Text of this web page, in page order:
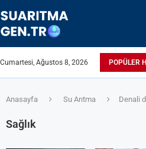
Cumartesi, Ağustos 8, 2026 POPÜLER
Anasayfa Su Arıtma Denali
Sağlık